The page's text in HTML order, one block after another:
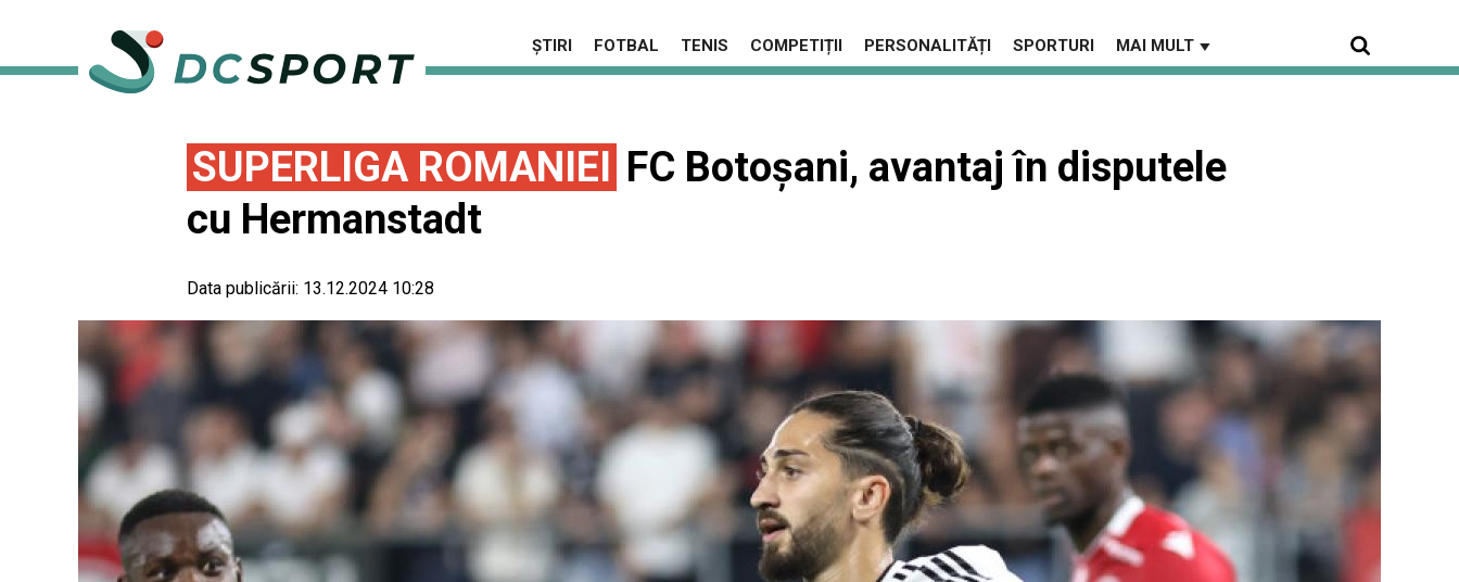
ȘTIRI FOTBAL TENIS COMPETIȚII PERSONALITĂȚI SPORTURI MAI MULT ▼
SUPERLIGA ROMANIEI FC Botoşani, avantaj în disputele
cu Hermanstadt
Data publicării: 13.12.2024 10:28